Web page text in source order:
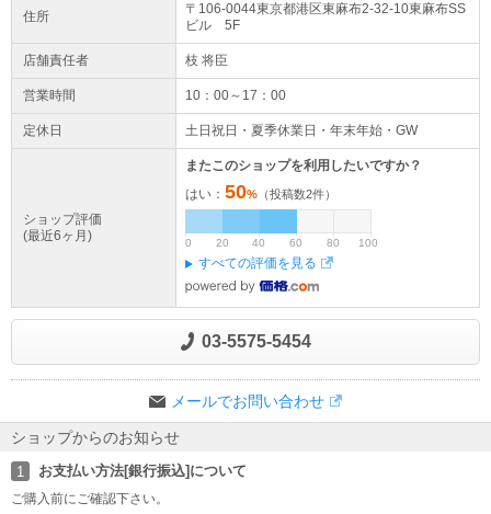
住所 〒106-0044東京都港区東麻布2-32-10東麻布SS
ビル 5F
店舗責任者 枝 将臣
営業時間 10：00～17：00
定休日 土日祝日・夏季休業日・年末年始・GW
ショップ評価
(最近6ヶ月)
またこのショップを利用したいですか？
はい： 50% （投稿数2件）
0 20 40 60 80 100
すべての評価を見る
03-5575-5454
メールでお問い合わせ
ショップからのお知らせ
1 お支払い方法[銀行振込]について
ご購入前にご確認下さい。